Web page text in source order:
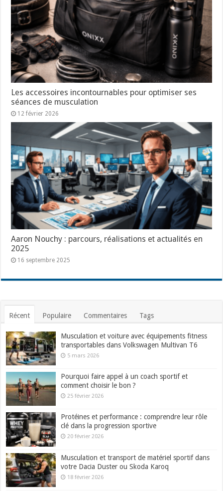
Les accessoires incontournables pour optimiser ses
séances de musculation
12 février 2026
Aaron Nouchy : parcours, réalisations et actualités en
2025
16 septembre 2025
Récent Populaire Commentaires Tags
Musculation et voiture avec équipements fitness
transportables dans Volkswagen Multivan T6
5 mars 2026
Pourquoi faire appel à un coach sportif et
comment choisir le bon ?
25 février 2026
Protéines et performance : comprendre leur rôle
clé dans la progression sportive
20 février 2026
Musculation et transport de matériel sportif dans
votre Dacia Duster ou Skoda Karoq
18 février 2026